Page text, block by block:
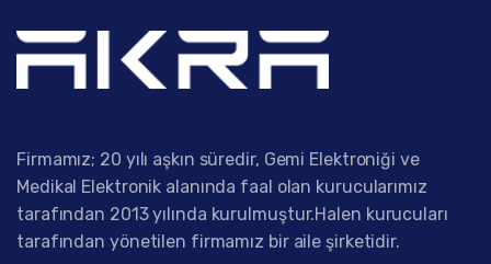
Firmamız; 20 yılı aşkın süredir, Gemi Elektroniği ve
Medikal Elektronik alanında faal olan kurucularımız
tarafından 2013 yılında kurulmuştur.Halen kurucuları
tarafından yönetilen firmamız bir aile şirketidir.